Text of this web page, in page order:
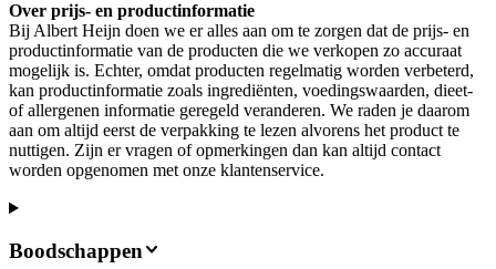
Over prijs- en productinformatie
Bij Albert Heijn doen we er alles aan om te zorgen dat de prijs- en
productinformatie van de producten die we verkopen zo accuraat
mogelijk is. Echter, omdat producten regelmatig worden verbeterd,
kan productinformatie zoals ingrediënten, voedingswaarden, dieet-
of allergenen informatie geregeld veranderen. We raden je daarom
aan om altijd eerst de verpakking te lezen alvorens het product te
nuttigen. Zijn er vragen of opmerkingen dan kan altijd contact
worden opgenomen met onze klantenservice.
Boodschappen